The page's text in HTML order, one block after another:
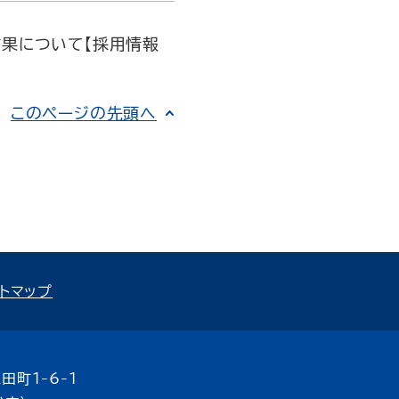
について【採用情報
このページの先頭へ
マップ
町1-6-1